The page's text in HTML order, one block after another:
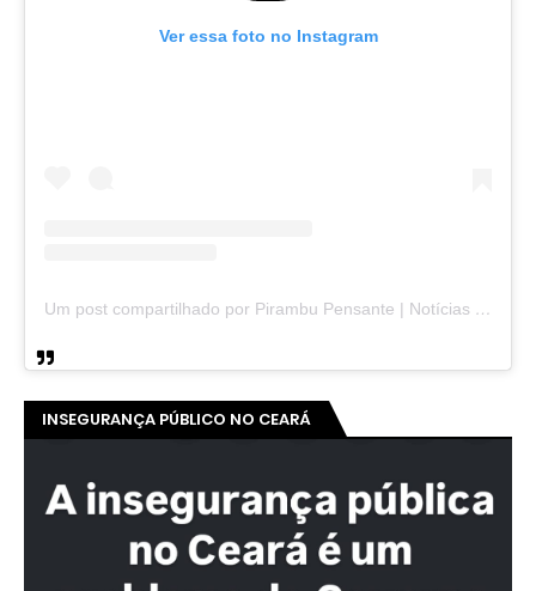
Ver essa foto no Instagram
Um post compartilhado por Pirambu Pensante | Notícias & Entretenimento (@pirambupensante)
INSEGURANÇA PÚBLICO NO CEARÁ